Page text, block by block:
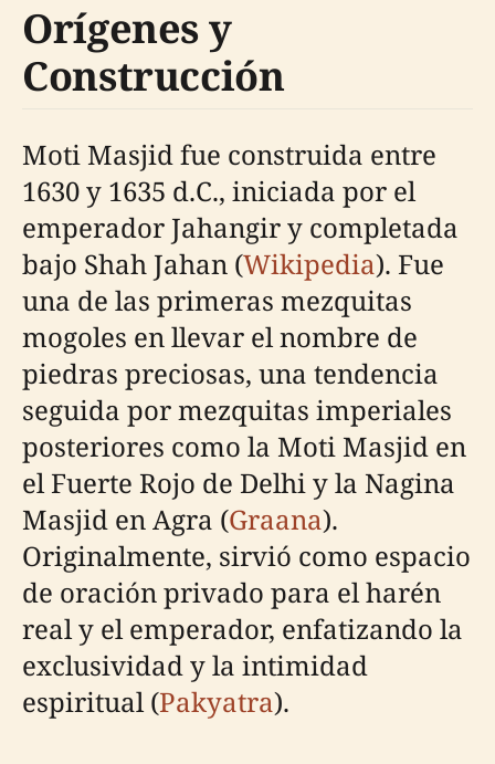
Orígenes y
Construcción
Moti Masjid fue construida entre
1630 y 1635 d.C., iniciada por el
emperador Jahangir y completada
bajo Shah Jahan (Wikipedia). Fue
una de las primeras mezquitas
mogoles en llevar el nombre de
piedras preciosas, una tendencia
seguida por mezquitas imperiales
posteriores como la Moti Masjid en
el Fuerte Rojo de Delhi y la Nagina
Masjid en Agra (Graana).
Originalmente, sirvió como espacio
de oración privado para el harén
real y el emperador, enfatizando la
exclusividad y la intimidad
espiritual (Pakyatra).